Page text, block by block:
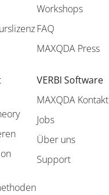
Workshops
FAQ
MAXQDA Press
VERBI Software
MAXQDA Kontakt
Jobs
Über uns
Support